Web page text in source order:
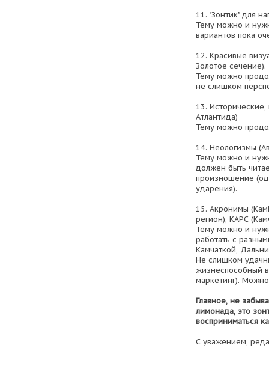
11. "Зонтик" для
Тему можно и
вариантов пока
12. Красивые
Золотое сечение).
Тему можно
не слишком
13.
Атлантида)
Тему можно
14. Неологизмы
Тему можно и
должен быть
произношение
ударения).
15. Акронимы
регион), КАРС
Тему можно и
работать с
Камчаткой,
Не слишком
жизнеспособный
маркетинг).
Главное, не
лимонада, это
восприниматься
С уважением,